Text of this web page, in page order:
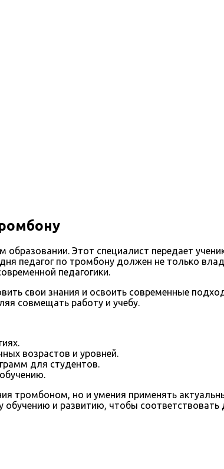
Этот специалист передает
педагог по тромбону должен не только
педагогики.
свои знания и освоить современные
совмещать работу и учебу.
возрастов и уровней.
для студентов.
тромбоном, но и умения применять
обучению и развитию, чтобы